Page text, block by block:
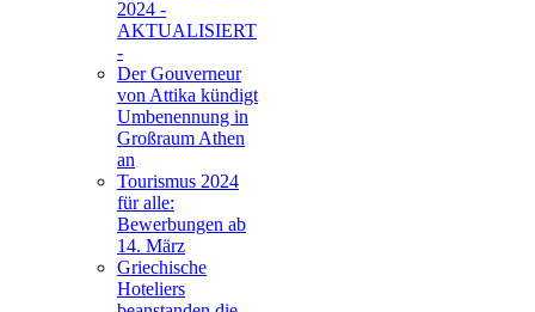
2024 -
AKTUALISIERT
-
Der Gouverneur
von Attika kündigt
Umbenennung in
Großraum Athen
an
Tourismus 2024
für alle:
Bewerbungen ab
14. März
Griechische
Hoteliers